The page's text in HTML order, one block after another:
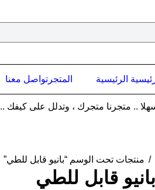
الرئيسية المتجرتواصل معنا
.. متجرنا متجرك ، وتدلل على كيفك ..
/ منتجات تحت الوسم “بانيو قابل للطي”
بانيو قابل للطي